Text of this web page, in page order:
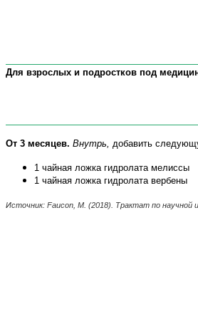
Для взрослых и подростков под
От 3 месяцев. Внутрь, добавить
1 чайная ложка гидролата мелиссы
1 чайная ложка гидролата вербены
Источник: Faucon M (2018). Трактат по научной